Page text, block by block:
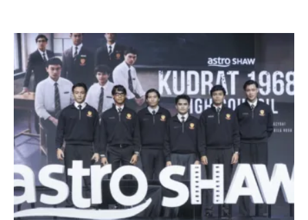
Hubungi Pihak Berkuasa
Segera hubungi polis atau agensi kawalan kanak-kanak
tempatan untuk melaporkan kejadian tersebut. Berikan
maklumat sejelas mungkin mengenai apa yang anda
saksikan.
Jangan Campur Tangan Sendiri